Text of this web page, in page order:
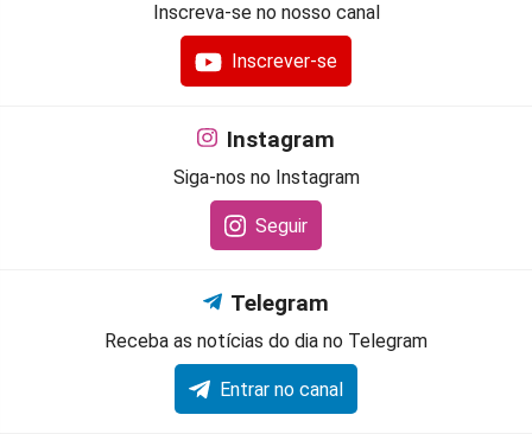
Inscreva-se no nosso canal
Inscrever-se
Instagram
Siga-nos no Instagram
Seguir
Telegram
Receba as notícias do dia no Telegram
Entrar no canal